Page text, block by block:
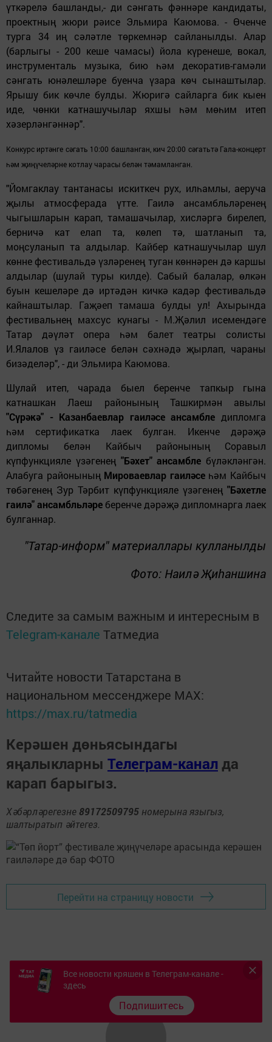
үткәрелә башланды,- ди сәнгать фәннәре кандидаты,
проектның жюри рәисе Эльмира Каюмова. - Өченче
турга 34 иң сәләтле төркемнәр сайланылды. Алар
(барлыгы - 200 кеше чамасы) йола күренеше, вокал,
инструменталь музыка, бию һәм декоратив-гамәли
сәнгать юнәлешләре буенча үзара көч сынаштылар.
Ярышу бик көчле булды. Жюригә сайларга бик кыен
иде, чөнки катнашучылар яхшы
һәм
мөһим итеп
хәзерләнгәннәр".
Конкурс иртәнге сәгать 10:00 башланган, кич 20:00 сәгатьтә Гала-концерт
һәм җиңүчеләрне котлау чарасы белән тәмамланган.
"Йомгаклау тантанасы искиткеч рух, илһамлы, аеруча
җылы атмосферада үтте. Гаилә
ансамбльләренең
чыгышларын карап, тамашачылар, хисләргә бирелеп,
берничә кат елап та, көлеп тә, шатланып та,
моңсуланып та алдылар. Кайбер катнашучылар шул
көнне фестивальдә үзләренең туган көннәрен дә каршы
алдылар (шулай туры килде). Сабый балалар, өлкән
буын кешеләре дә иртәдән кичкә кадәр фестивальдә
кайнаштылар. Гаҗәеп тамаша булды ул! Ахырында
фестивальнең махсус кунагы - М.Җәлил исемендәге
Татар дәүләт опера һәм балет театры солисты
И.Ялалов үз гаиләсе белән сәхнәдә җырлап, чараны
бизәделәр", - ди Эльмира Каюмова.
Шулай итеп, чарада быел беренче тапкыр гына
катнашкан Лаеш районының Ташкирмән авылы
"Сүрәкә" - Казанбаевлар гаиләсе ансамбле дипломга
һәм сертификатка лаек булган. Икенче дәрәҗә
дипломы белән Кайбыч районының Соравыл
күпфункцияле үзәгенең "Бәхет" ансамбле бүләкләнгән.
Алабуга районының Мироваевлар гаиләсеһәм Кайбыч
төбәгенең Зур Тәрбит күпфункцияле үзәгенең "Бәхетле
гаилә" ансамбльләре беренче дәрәҗә дипломнарга лаек
булганнар.
"Татар-информ" материаллары кулланылды
Фото: Наилә Җиһаншина
Следите за самым важным и интересным в
Telegram-канале Татмедиа
Читайте новости Татарстана в
национальном мессенджере MАХ:
https://max.ru/tatmedia
Керәшен дөньясындагы
яңалыкларны Телеграм-канал да
карап барыгыз.
Хәбәрләрегезне 89172509795 номерына языгыз,
шалтыратып әйтегез.
Перейти на страницу новости
Все новости кряшен в Телеграм-канале -
здесь
Подпишитесь